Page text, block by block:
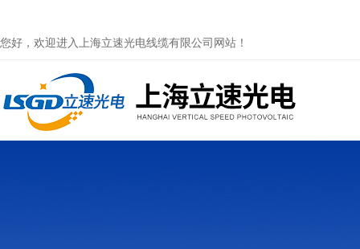
您好，欢迎进入上海立速光电线缆有限公司网站！